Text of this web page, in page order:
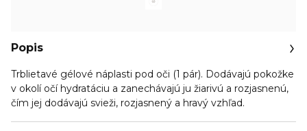
Popis
Trblietavé gélové náplasti pod oči (1 pár). Dodávajú pokožke
v okolí očí hydratáciu a zanechávajú ju žiarivú a rozjasnenú,
čím jej dodávajú svieži, rozjasnený a hravý vzhľad.